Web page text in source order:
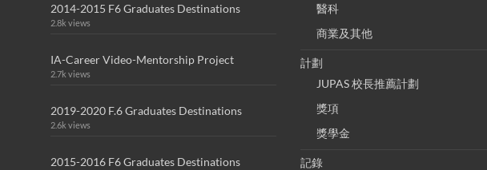
2014-2015 F6 Graduates Destinations
2.8k views
IA-Career Video-Mentorship Project
2.7k views
2019-2020 F.6 Graduates Destinations
2.6k views
2015-2016 F6 Graduates Destinations
醫科
商業及其他
計劃
JUPAS 校長推薦計劃
獎項
獎學金
記錄